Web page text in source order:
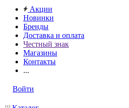
Акции
Новинки
Бренды
Доставка и оплата
Честный знак
Магазины
Контакты
...
Войти